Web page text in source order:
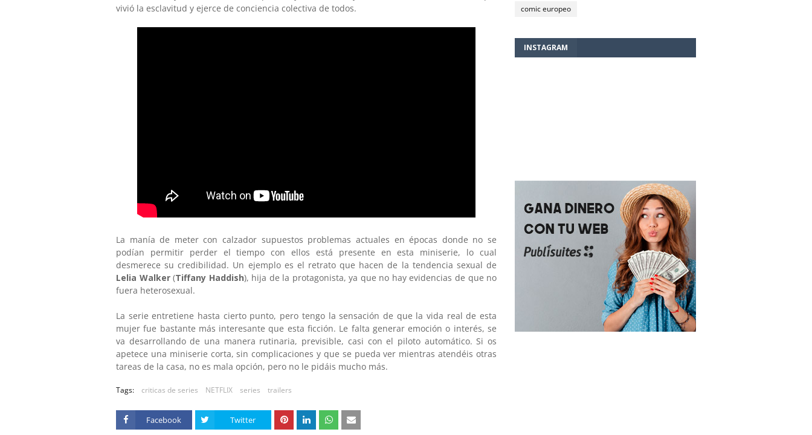
vivió la esclavitud y ejerce de conciencia colectiva de todos.
La manía de meter con calzador supuestos problemas actuales en épocas donde no se
podían permitir perder el tiempo con ellos está presente en esta miniserie, lo cual
desmerece su credibilidad. Un ejemplo es el retrato que hacen de la tendencia sexual de
Lelia Walker(Tiffany Haddish), hija de la protagonista, ya que no hay evidencias de que no
fuera heterosexual.
La serie entretiene hasta cierto punto, pero tengo la sensación de que la vida real de esta
mujer fue bastante más interesante que esta ficción. Le falta generar emoción o interés, se
va desarrollando de una manera rutinaria, previsible, casi con el piloto automático. Si os
apetece una miniserie corta, sin complicaciones y que se pueda ver mientras atendéis otras
tareas de la casa, no es mala opción, pero no le pidáis mucho más.
Tags: criticas de series NETFLIX series trailers
Facebook Twitter
comic europeo
INSTAGRAM